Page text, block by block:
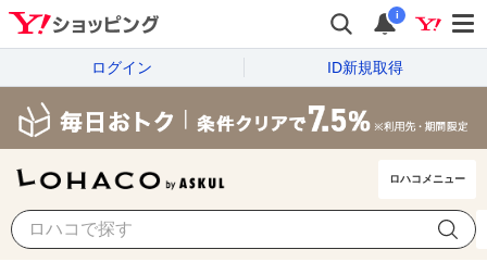
i
ログイン ID新規取得
ロハコメニュー